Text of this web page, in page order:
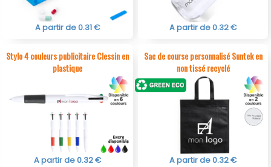
A partir de 0.31 € A partir de 0.32 €
Stylo 4 couleurs publicitaire Clessin en
plastique
A partir de 0.32 €
Sac de course personnalisé Suntek en
non tissé recyclé
A partir de 0.32 €